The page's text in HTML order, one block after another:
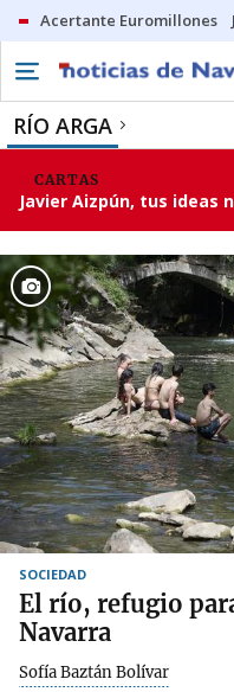
Acertante Euromillones
RÍO ARGA
CARTAS
Javier Aizpún, tus ideas
SOCIEDAD
El río, refugio
Navarra
Sofía Baztán Bolívar